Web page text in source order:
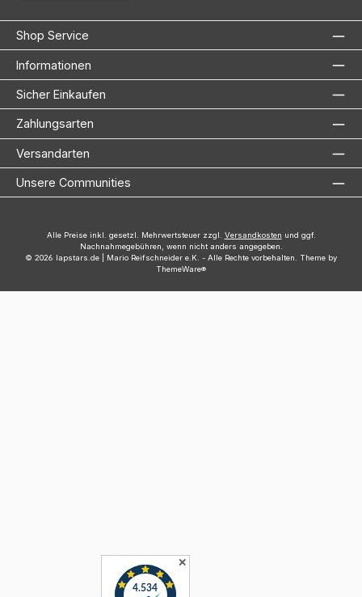
Shop Service
Informationen
Sicher Einkaufen
Zahlungsarten
Versandarten
Unsere Communities
Alle Preise inkl. gesetzl. Mehrwertsteuer zzgl. Versandkosten und ggf.
Nachnahmegebühren, wenn nicht anders angegeben.
© 2026 lapstars.de | Mario Reifschneider e.K. - Alle Rechte vorbehalten. Theme by
ThemeWare®
✕